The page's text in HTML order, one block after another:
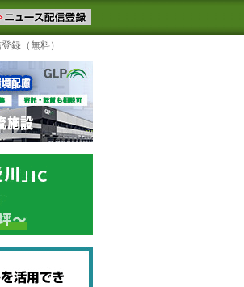
。物流ニュースメール配信を登録す
見るテーマ
録（無料）